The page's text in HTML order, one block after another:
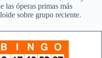
las óperas primas más
sobre grupo reciente.